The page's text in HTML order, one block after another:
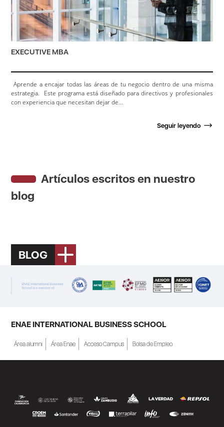
EXECUTIVE MBA
Aprende a encajar todas las áreas de tu negocio dentro de una misma
estrategia. Este programa está diseñado para directivos y profesionales
con experiencia que necesitan dejar de...
Seguir leyendo
Artículos escritos en nuestro
blog
BLOG
ENAE INTERNATIONAL BUSINESS SCHOOL
Área alumni Área Enae Acceso Campus Bolsa de Empleo